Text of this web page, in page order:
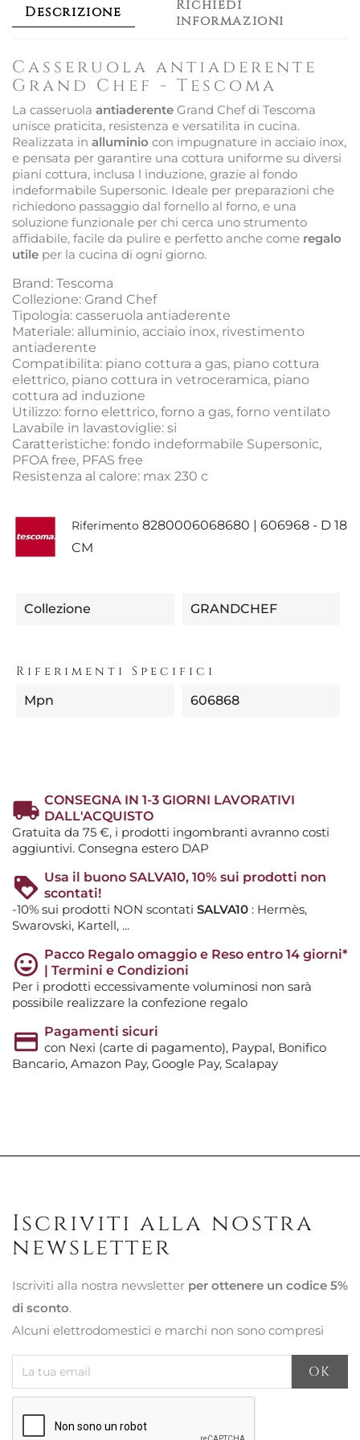
Descrizione
Richiedi
informazioni
Casseruola antiaderente
Grand Chef - Tescoma
La casseruola antiaderente Grand Chef di Tescoma
unisce praticita, resistenza e versatilita in cucina.
Realizzata in alluminio con impugnature in acciaio inox,
e pensata per garantire una cottura uniforme su diversi
piani cottura, inclusa l induzione, grazie al fondo
indeformabile Supersonic. Ideale per preparazioni che
richiedono passaggio dal fornello al forno, e una
soluzione funzionale per chi cerca uno strumento
affidabile, facile da pulire e perfetto anche come regalo
utile per la cucina di ogni giorno.
Brand: Tescoma
Collezione: Grand Chef
Tipologia: casseruola antiaderente
Materiale: alluminio, acciaio inox, rivestimento
antiaderente
Compatibilita: piano cottura a gas, piano cottura
elettrico, piano cottura in vetroceramica, piano
cottura ad induzione
Utilizzo: forno elettrico, forno a gas, forno ventilato
Lavabile in lavastoviglie: si
Caratteristiche: fondo indeformabile Supersonic,
PFOA free, PFAS free
Resistenza al calore: max 230 c
Riferimento 8280006068680 | 606968 - D 18
CM
Collezione GRANDCHEF
Riferimenti Specifici
Mpn 606868
CONSEGNA IN 1-3 GIORNI LAVORATIVI
DALL'ACQUISTO
Gratuita da 75 €, i prodotti ingombranti avranno costi
aggiuntivi. Consegna estero DAP
Usa il buono SALVA10, 10% sui prodotti non
scontati!
-10% sui prodotti NON scontati SALVA10 : Hermès,
Swarovski, Kartell, ...
Pacco Regalo omaggio e Reso entro 14 giorni*
| Termini e Condizioni
Per i prodotti eccessivamente voluminosi non sarà
possibile realizzare la confezione regalo
Pagamenti sicuri
con Nexi (carte di pagamento), Paypal, Bonifico
Bancario, Amazon Pay, Google Pay, Scalapay
Iscriviti alla nostra
newsletter
Iscriviti alla nostra newsletter per ottenere un codice 5%
di sconto.
Alcuni elettrodomestici e marchi non sono compresi